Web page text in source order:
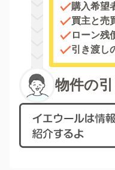
購入希望
買主と売
ローン残
引き渡し
物件の